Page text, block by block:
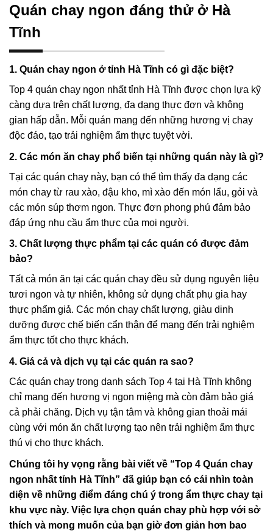
Quán chay ngon đáng thử ở Hà
Tĩnh
1. Quán chay ngon ở tỉnh Hà Tĩnh có gì đặc biệt?
Top 4 quán chay ngon nhất tỉnh Hà Tĩnh được chọn lựa kỹ
càng dựa trên chất lượng, đa dạng thực đơn và không
gian hấp dẫn. Mỗi quán mang đến những hương vị chay
độc đáo, tạo trải nghiệm ẩm thực tuyệt vời.
2. Các món ăn chay phổ biến tại những quán này là gì?
Tại các quán chay này, bạn có thể tìm thấy đa dạng các
món chay từ rau xào, đậu kho, mì xào đến món lẩu, gỏi và
các món súp thơm ngon. Thực đơn phong phú đảm bảo
đáp ứng nhu cầu ẩm thực của mọi người.
3. Chất lượng thực phẩm tại các quán có được đảm
bảo?
Tất cả món ăn tại các quán chay đều sử dụng nguyên liệu
tươi ngon và tự nhiên, không sử dụng chất phụ gia hay
thực phẩm giả. Các món chay chất lượng, giàu dinh
dưỡng được chế biến cẩn thận để mang đến trải nghiệm
ẩm thực tốt cho thực khách.
4. Giá cả và dịch vụ tại các quán ra sao?
Các quán chay trong danh sách Top 4 tại Hà Tĩnh không
chỉ mang đến hương vị ngon miệng mà còn đảm bảo giá
cả phải chăng. Dịch vụ tận tâm và không gian thoải mái
cùng với món ăn chất lượng tạo nên trải nghiệm ẩm thực
thú vị cho thực khách.
Chúng tôi hy vọng rằng bài viết về “Top 4 Quán chay
ngon nhất tỉnh Hà Tĩnh” đã giúp bạn có cái nhìn toàn
diện về những điểm đáng chú ý trong ẩm thực chay tại
khu vực này. Việc lựa chọn quán chay phù hợp với sở
thích và mong muốn của bạn giờ đơn giản hơn bao